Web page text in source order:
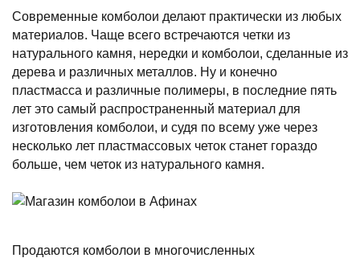
Современные комболои делают практически из любых
материалов. Чаще всего встречаются четки из
натурального камня, нередки и комболои, сделанные из
дерева и различных металлов. Ну и конечно
пластмасса и различные полимеры, в последние пять
лет это самый распространенный материал для
изготовления комболои, и судя по всему уже через
несколько лет пластмассовых четок станет гораздо
больше, чем четок из натурального камня.
Продаются комболои в многочисленных